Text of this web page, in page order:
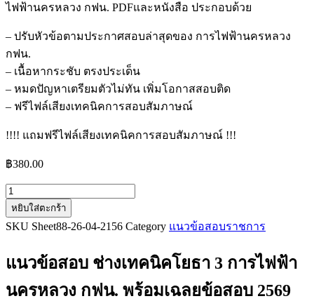
ไฟฟ้านครหลวง กฟน. PDFและหนังสือ ประกอบด้วย
– ปรับหัวข้อตามประกาศสอบล่าสุดของ การไฟฟ้านครหลวง
กฟน.
– เนื้อหากระชับ ตรงประเด็น
– หมดปัญหาเตรียมตัวไม่ทัน เพิ่มโอกาสสอบติด
– ฟรีไฟล์เสียงเทคนิคการสอบสัมภาษณ์
!!!! แถมฟรีไฟล์เสียงเทคนิคการสอบสัมภาษณ์ !!!
฿380.00
จำนวน
แนว
ข้อสอบ
เทคนิค
3
หยิบใส่ตะกร้า
SKU Sheet88-26-04-2156 Category แนวข้อสอบราชการ
แนวข้อสอบ ช่างเทคนิคโยธา 3 การไฟฟ้า
นครหลวง กฟน. พร้อมเฉลยข้อสอบ 2569